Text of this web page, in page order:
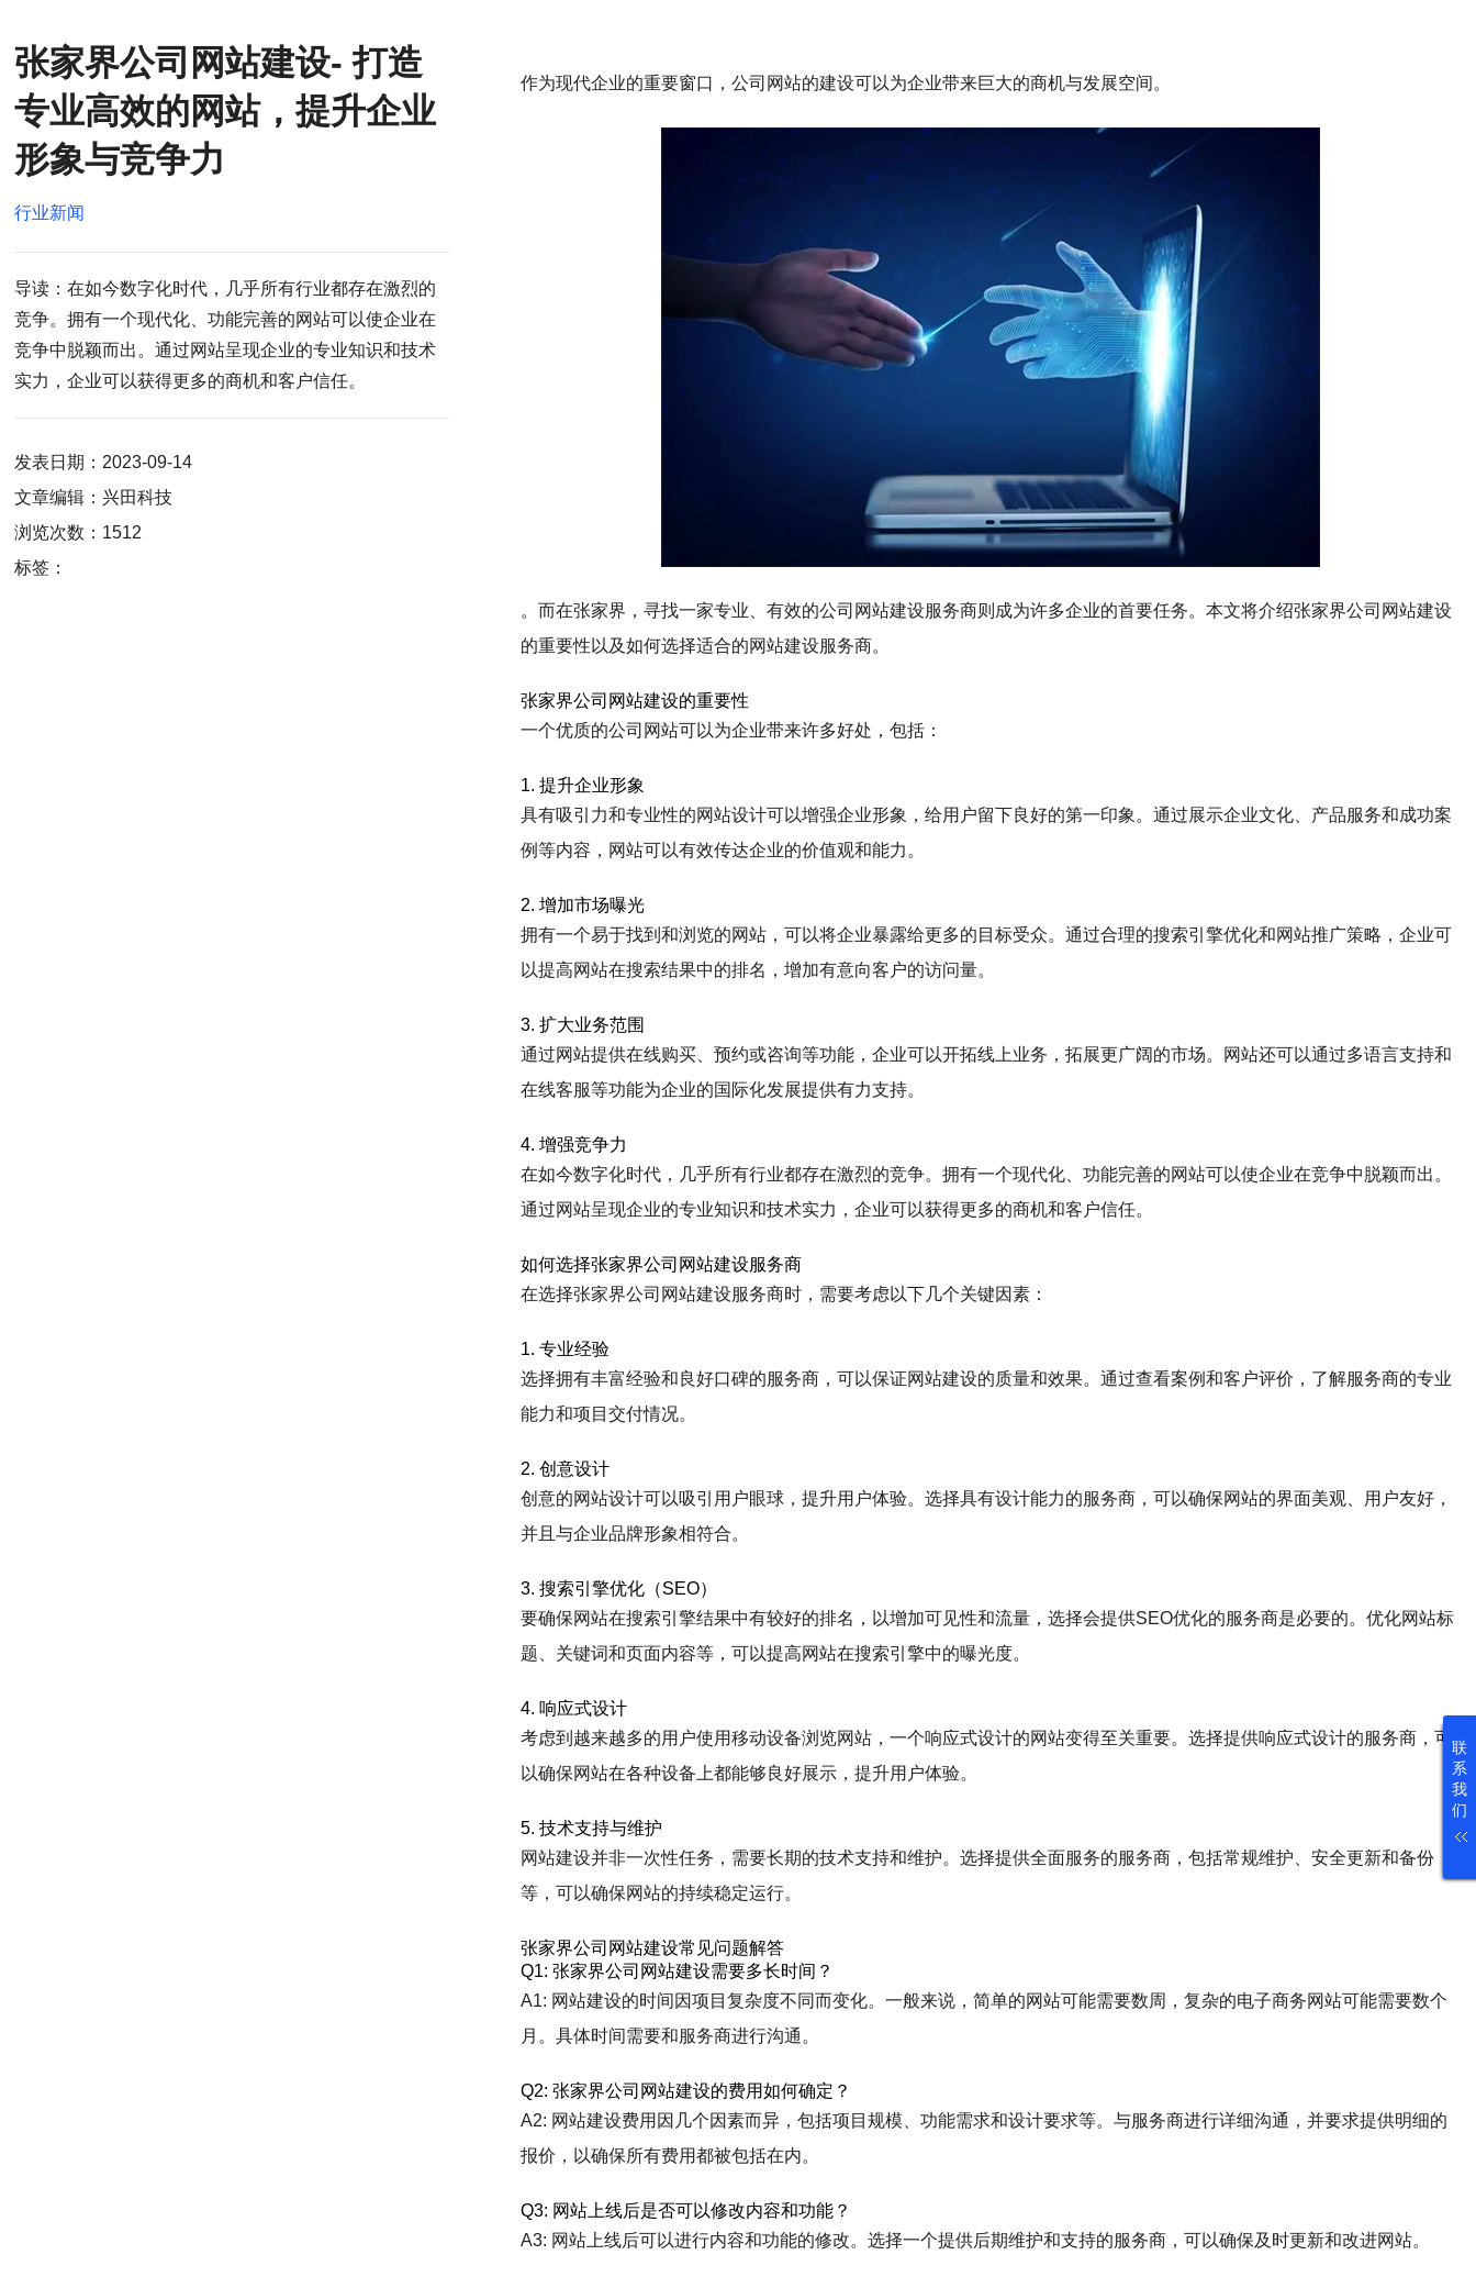
联
系
我
们
张家界公司网站建设- 打造
专业高效的网站，提升企业
形象与竞争力
行业新闻
导读：在如今数字化时代，几乎所有行业都存在激烈的
竞争。拥有一个现代化、功能完善的网站可以使企业在
竞争中脱颖而出。通过网站呈现企业的专业知识和技术
实力，企业可以获得更多的商机和客户信任。
发表日期：2023-09-14
文章编辑：兴田科技
浏览次数：1512
标签：
作为现代企业的重要窗口，公司网站的建设可以为企业带来巨大的商机与发展空间。
。而在张家界，寻找一家专业、有效的公司网站建设服务商则成为许多企业的首要任务。本文将介绍张家界公司网站建设
的重要性以及如何选择适合的网站建设服务商。
张家界公司网站建设的重要性
一个优质的公司网站可以为企业带来许多好处，包括：
1. 提升企业形象
具有吸引力和专业性的网站设计可以增强企业形象，给用户留下良好的第一印象。通过展示企业文化、产品服务和成功案
例等内容，网站可以有效传达企业的价值观和能力。
2. 增加市场曝光
拥有一个易于找到和浏览的网站，可以将企业暴露给更多的目标受众。通过合理的搜索引擎优化和网站推广策略，企业可
以提高网站在搜索结果中的排名，增加有意向客户的访问量。
3. 扩大业务范围
通过网站提供在线购买、预约或咨询等功能，企业可以开拓线上业务，拓展更广阔的市场。网站还可以通过多语言支持和
在线客服等功能为企业的国际化发展提供有力支持。
4. 增强竞争力
在如今数字化时代，几乎所有行业都存在激烈的竞争。拥有一个现代化、功能完善的网站可以使企业在竞争中脱颖而出。
通过网站呈现企业的专业知识和技术实力，企业可以获得更多的商机和客户信任。
如何选择张家界公司网站建设服务商
在选择张家界公司网站建设服务商时，需要考虑以下几个关键因素：
1. 专业经验
选择拥有丰富经验和良好口碑的服务商，可以保证网站建设的质量和效果。通过查看案例和客户评价，了解服务商的专业
能力和项目交付情况。
2. 创意设计
创意的网站设计可以吸引用户眼球，提升用户体验。选择具有设计能力的服务商，可以确保网站的界面美观、用户友好，
并且与企业品牌形象相符合。
3. 搜索引擎优化（SEO）
要确保网站在搜索引擎结果中有较好的排名，以增加可见性和流量，选择会提供SEO优化的服务商是必要的。优化网站标
题、关键词和页面内容等，可以提高网站在搜索引擎中的曝光度。
4. 响应式设计
考虑到越来越多的用户使用移动设备浏览网站，一个响应式设计的网站变得至关重要。选择提供响应式设计的服务商，可
以确保网站在各种设备上都能够良好展示，提升用户体验。
5. 技术支持与维护
网站建设并非一次性任务，需要长期的技术支持和维护。选择提供全面服务的服务商，包括常规维护、安全更新和备份
等，可以确保网站的持续稳定运行。
张家界公司网站建设常见问题解答
Q1: 张家界公司网站建设需要多长时间？
A1: 网站建设的时间因项目复杂度不同而变化。一般来说，简单的网站可能需要数周，复杂的电子商务网站可能需要数个
月。具体时间需要和服务商进行沟通。
Q2: 张家界公司网站建设的费用如何确定？
A2: 网站建设费用因几个因素而异，包括项目规模、功能需求和设计要求等。与服务商进行详细沟通，并要求提供明细的
报价，以确保所有费用都被包括在内。
Q3: 网站上线后是否可以修改内容和功能？
A3: 网站上线后可以进行内容和功能的修改。选择一个提供后期维护和支持的服务商，可以确保及时更新和改进网站。